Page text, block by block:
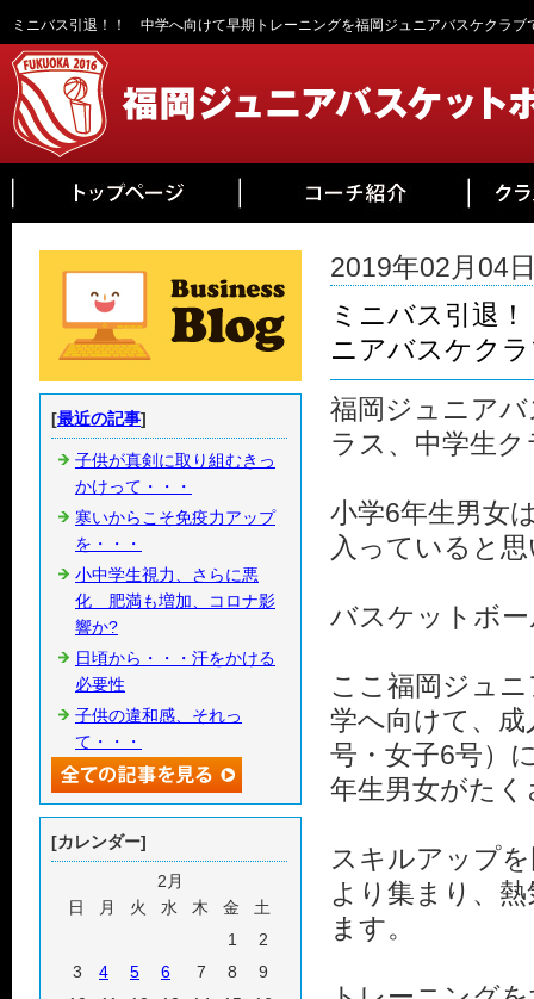
ミニバス引退！！ 中学へ向けて早期トレーニングを福岡ジュニアバスケクラブ
2019年02月04
ミニバス引退
ニアバスケク
福岡ジュニア
ラス、中学生
小学6年生男女
入っていると
バスケットボ
ここ福岡ジュ
学へ向けて、
号・女子6号）
年生男女がた
スキルアップ
より集まり、
ます。
[最近の記事]
子供が真剣に取り組むきっ
かけって・・・
寒いからこそ免疫力アップ
を・・・
小中学生視力、さらに悪
化 肥満も増加、コロナ影
響か?
日頃から・・・汗をかける
必要性
子供の違和感、それっ
て・・・
[カレンダー]
2月
日
月 火 水 木 金
土
1
2
3
4 5 6 7 8
9